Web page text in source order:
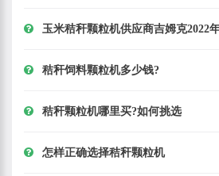
玉米秸秆颗粒机供应商吉姆克2022
秸秆饲料颗粒机多少钱?
秸秆颗粒机哪里买?如何挑选
怎样正确选择秸秆颗粒机